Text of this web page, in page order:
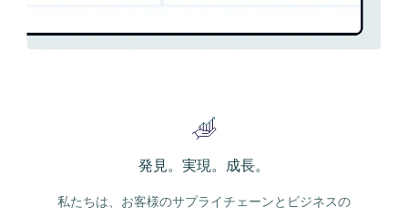
発見。実現。成長。
私たちは、お客様のサプライチェーンとビジネスの